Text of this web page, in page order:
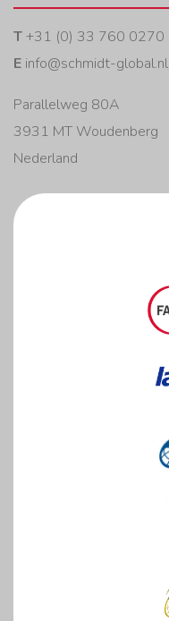
T+31 (0) 33 760 0270
E info@schmidt-global.nl
Parallelweg 80A
3931 MT Woudenberg
Nederland